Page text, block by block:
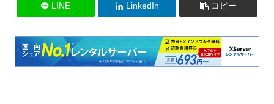
LINE LinkedIn コピー